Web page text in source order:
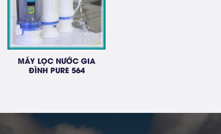
MÁY LỌC NƯỚC GIA
ĐÌNH PURE 564